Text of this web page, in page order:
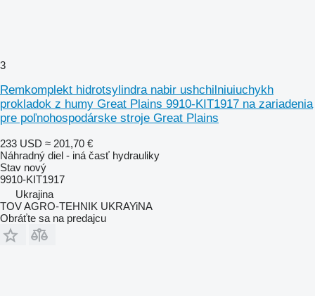
3
Remkomplekt hidrotsylindra nabir ushchilniuiuchykh
prokladok z humy Great Plains 9910-KIT1917 na zariadenia
pre poľnohospodárske stroje Great Plains
233 USD ≈ 201,70 €
Náhradný diel - iná časť hydrauliky
Stav nový
9910-KIT1917
Ukrajina
TOV AGRO-TEHNIK UKRAYiNA
Obráťte sa na predajcu